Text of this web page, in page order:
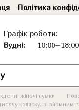
Політика
Графік роботи:
Будні:
10:00–18:00
жіночі сумки
коляску, зі зйомним